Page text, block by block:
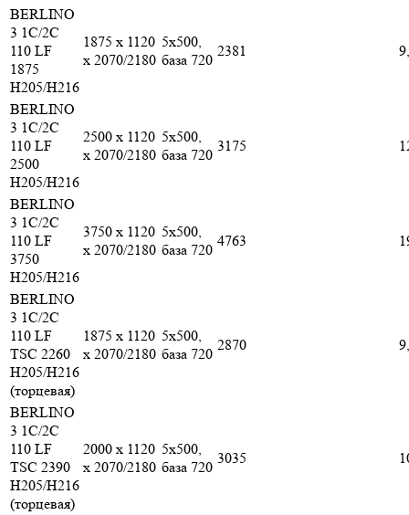
BERLINO
3 1C/2C
110 LF
1875
H205/H216
1875 x 1120
x 2070/2180
5x500,
база 720
2381
BERLINO
3 1C/2C
110 LF
2500
H205/H216
2500 x 1120
x 2070/2180
5x500,
база 720
3175
BERLINO
3 1C/2C
110 LF
3750
H205/H216
3750 x 1120
x 2070/2180
5x500,
база 720
4763
BERLINO
3 1C/2C
110 LF
TSC 2260
H205/H216
(торцевая)
1875 x 1120
x 2070/2180
5x500,
база 720
2870
BERLINO
3 1C/2C
110 LF
TSC 2390
H205/H216
(торцевая)
2000 x 1120
x 2070/2180
5x500,
база 720
3035